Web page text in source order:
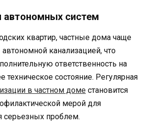
автономных систем
квартир, частные дома чаще
канализацией, что
ответственность на
техническое состояние. Регулярная
в частном доме становится
мерой для
серьезных проблем.